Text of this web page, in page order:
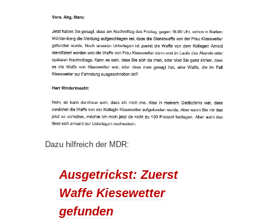
Dazu hilfreich der MDR:
Ausgetrickst: Zuerst
Waffe Kiesewetter
gefunden